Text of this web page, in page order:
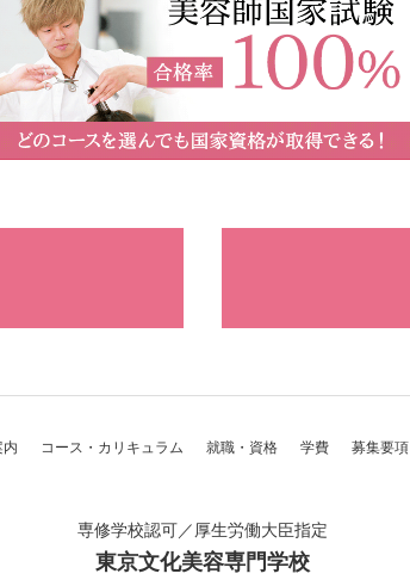
コース・カリキュラム 就職・資格 学費 募集要項
専修学校認可／厚生労働大臣指定
東京文化美容専門学校